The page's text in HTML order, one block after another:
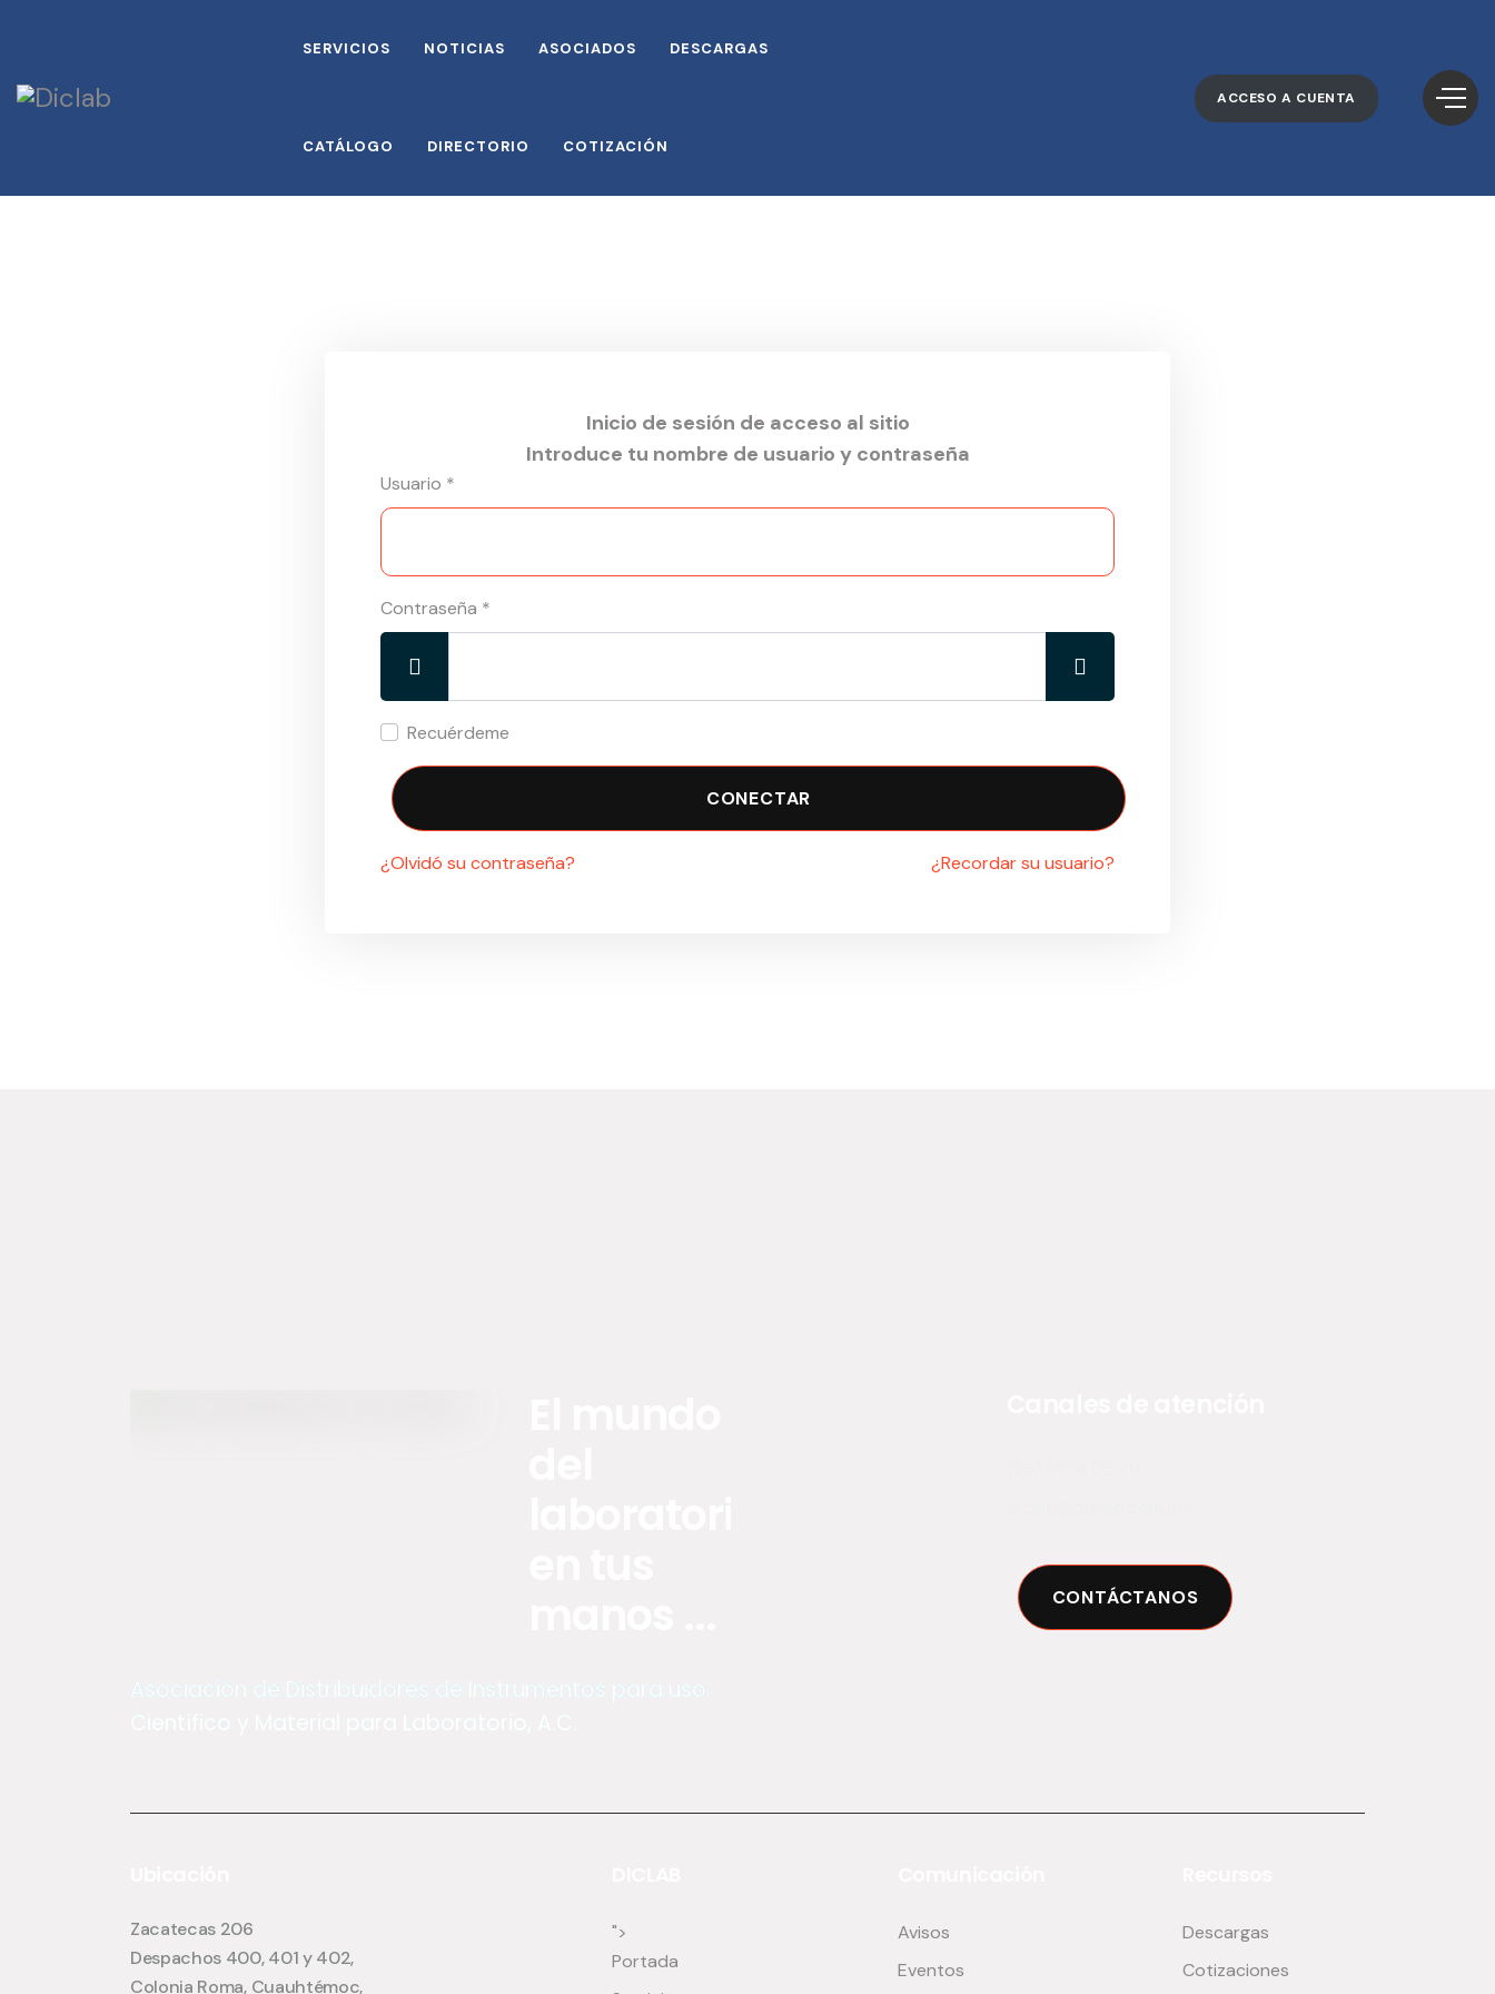
SERVICIOS NOTICIAS ASOCIADOS DESCARGAS
CATÁLOGO DIRECTORIO COTIZACIÓN
ACCESO A CUENTA
Inicio de sesión de acceso al sitio
Introduce tu nombre de usuario y contraseña
Usuario *
Contraseña *
Mostrar MOSTRAR CONTRASEÑA
Recuérdeme
CONECTAR
¿Olvidó su contraseña? ¿Recordar su usuario?
Asociación de Distribuidores de Instrumentos para uso
CONTÁCTANOS
Zacatecas 206
Despachos 400, 401 y 402,
Colonia Roma, Cuauhtémoc,
">
Portada
Avisos
Eventos
Descargas
Cotizaciones